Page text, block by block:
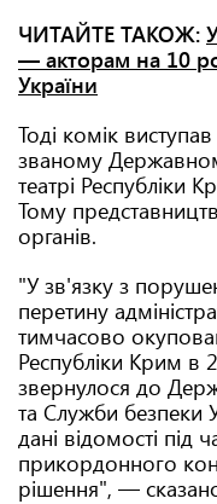
ЧИТАЙТЕ ТАКОЖ:
— акторам на 10
України
Тоді комік
званому
театрі Республіки
Тому
органів.
"У зв'язку з
перетину
тимчасово
Республіки Крим в
звернулося до
та Служби безпеки
дані відомості
прикордонного
рішення", —